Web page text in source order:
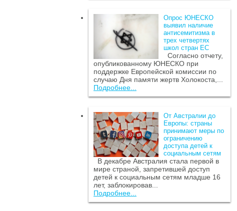
Опрос ЮНЕСКО
выявил наличие
антисемитизма в
трех четвертях
школ стран ЕС
Согласно отчету,
опубликованному ЮНЕСКО при
поддержке Европейской комиссии по
случаю Дня памяти жертв Холокоста,...
Подробнее...
От Австралии до
Европы: страны
принимают меры по
ограничению
доступа детей к
социальным сетям
В декабре Австралия стала первой в
мире страной, запретившей доступ
детей к социальным сетям младше 16
лет, заблокировав...
Подробнее...